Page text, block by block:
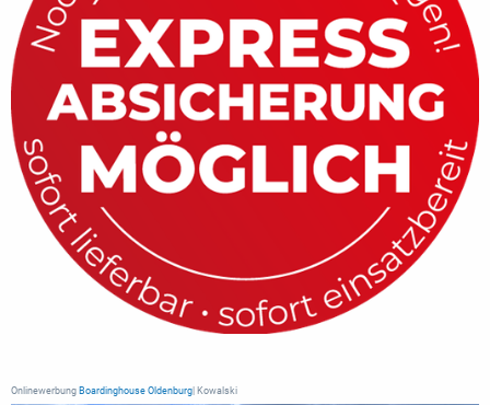
Onlinewerbung Boardinghouse Oldenburg | Kowalski